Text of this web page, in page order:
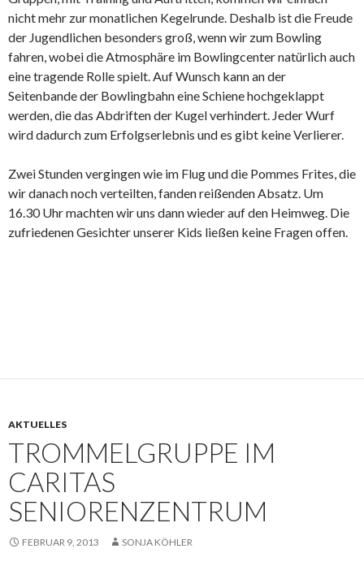
nicht mehr zur monatlichen Kegelrunde. Deshalb ist die Freude
der Jugendlichen besonders groß, wenn wir zum Bowling
fahren, wobei die Atmosphäre im Bowlingcenter natürlich auch
eine tragende Rolle spielt. Auf Wunsch kann an der
Seitenbande der Bowlingbahn eine Schiene hochgeklappt
werden, die das Abdriften der Kugel verhindert. Jeder Wurf
wird dadurch zum Erfolgserlebnis und es gibt keine Verlierer.
Zwei Stunden vergingen wie im Flug und die Pommes Frites, die
wir danach noch verteilten, fanden reißenden Absatz. Um
16.30 Uhr machten wir uns dann wieder auf den Heimweg. Die
zufriedenen Gesichter unserer Kids ließen keine Fragen offen.
AKTUELLES
TROMMELGRUPPE IM
CARITAS
SENIORENZENTRUM
FEBRUAR 9, 2013 SONJA KÖHLER